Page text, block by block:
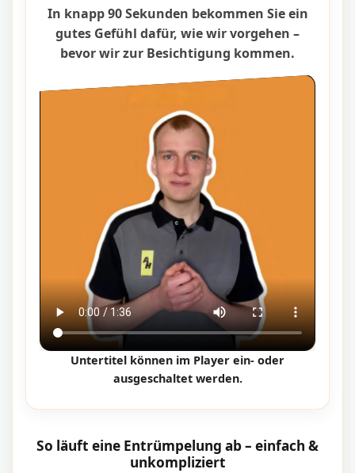
In knapp 90 Sekunden bekommen Sie ein
gutes Gefühl dafür, wie wir vorgehen –
bevor wir zur Besichtigung kommen.
Untertitel können im Player ein- oder
ausgeschaltet werden.
So läuft eine Entrümpelung ab – einfach &
unkompliziert